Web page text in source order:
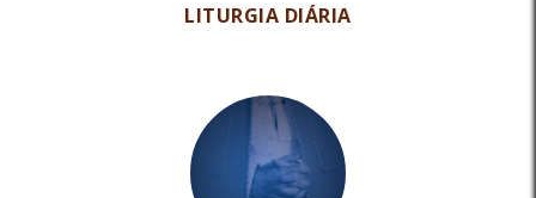
LITURGIA DIÁRIA